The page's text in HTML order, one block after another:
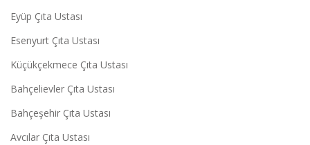
Eyüp Çıta Ustası
Esenyurt Çıta Ustası
Küçükçekmece Çıta Ustası
Bahçelievler Çıta Ustası
Bahçeşehir Çıta Ustası
Avcılar Çıta Ustası